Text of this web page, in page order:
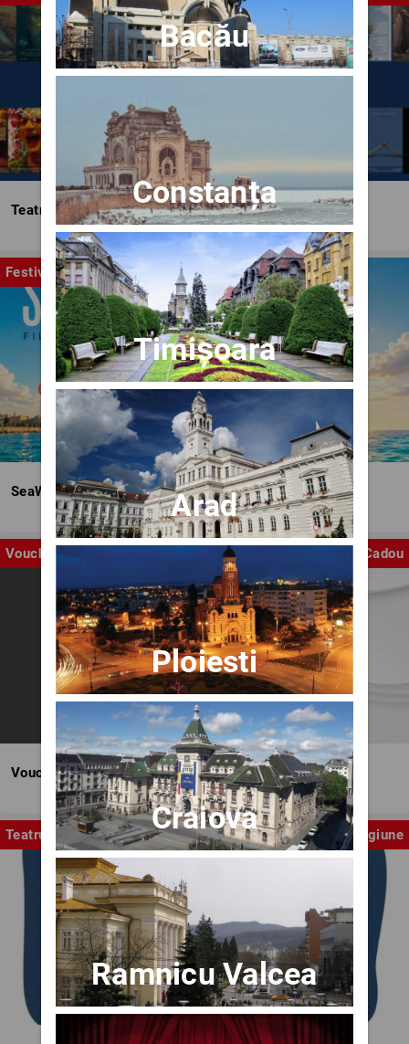
Teatrul Bulandra
Festival
SeaWave Film & Arts Festival editia IV
Voucher Cadou
Voucher BILET.ro
Teatrul Mic Stagiune
Bacău
Constanța
Timișoara
Arad
Ploiesti
Craiova
Ramnicu Valcea